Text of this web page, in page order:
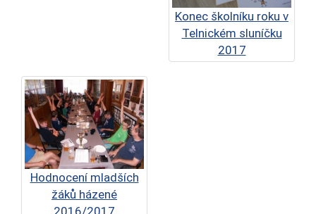
Konec školníku roku v
Telnickém sluníčku
2017
Hodnocení mladších
žáků házené
2016/2017